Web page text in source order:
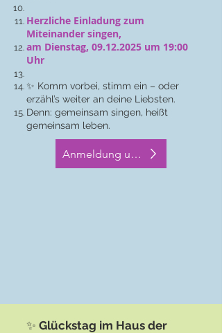
Herzliche Einladung zum
Miteinander singen,
am Dienstag, 09.12.2025 um 19:00
Uhr
✨ Komm vorbei, stimm ein – oder
erzähl’s weiter an deine Liebsten.
Denn: gemeinsam singen, heißt
gemeinsam leben.
Anmeldung und mehr Info`s bei den Terminen
✨ Glückstag im Haus der